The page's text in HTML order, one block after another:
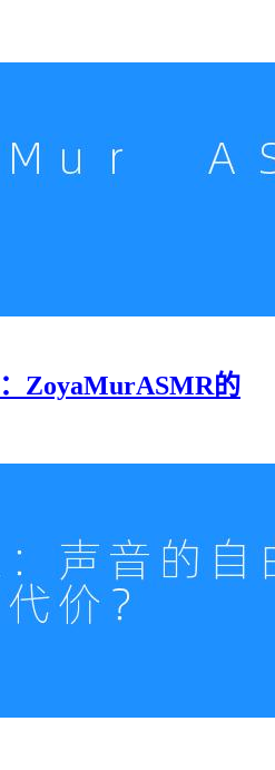
ZoyaMurASMR的